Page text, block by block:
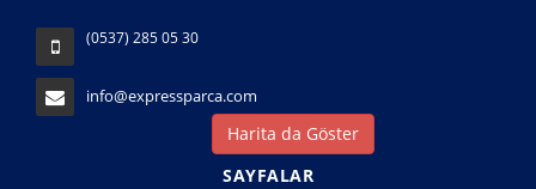
(0537) 285 05 30
info@expressparca.com
Harita da Göster
SAYFALAR